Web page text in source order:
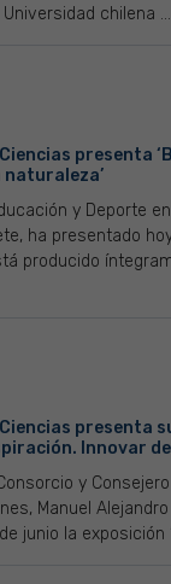
chilena ...
presenta
naturaleza’
y Deporte
ha presentado
producido
presenta
Innovar
y
Manuel
junio la exposición